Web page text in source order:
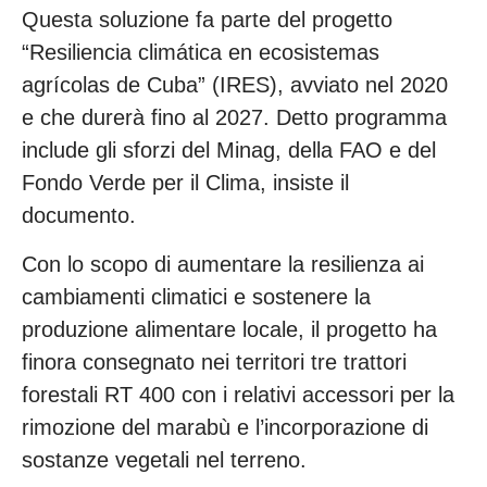
Questa soluzione fa parte del progetto
“Resiliencia climática en ecosistemas
agrícolas de Cuba” (IRES), avviato nel 2020
e che durerà fino al 2027. Detto programma
include gli sforzi del Minag, della FAO e del
Fondo Verde per il Clima, insiste il
documento.
Con lo scopo di aumentare la resilienza ai
cambiamenti climatici e sostenere la
produzione alimentare locale, il progetto ha
finora consegnato nei territori tre trattori
forestali RT 400 con i relativi accessori per la
rimozione del marabù e l’incorporazione di
sostanze vegetali nel terreno.